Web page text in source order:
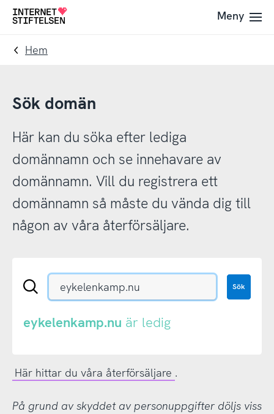
Till
navigering
Till
innehåll
Till
Meny
Hem
Sök domän
Här kan du söka efter lediga
domännamn och se innehavare av
domännamn. Vill du registrera ett
domännamn så måste du vända dig till
någon av våra återförsäljare.
Sök
eller
Sök
eykelenkamp.nu är ledig
Här hittar du våra återförsäljare .
På grund av skyddet av personuppgifter döljs viss